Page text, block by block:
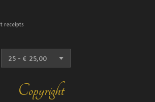
receipts
Copyright